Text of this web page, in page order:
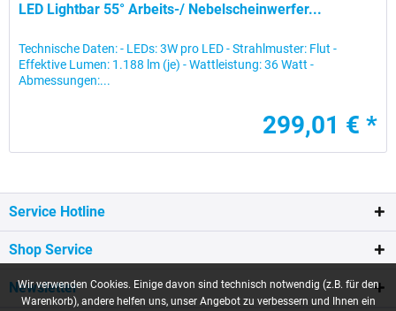
LED Lightbar 55° Arbeits-/ Nebelscheinwerfer...
Technische Daten: - LEDs: 3W pro LED - Strahlmuster: Flut -
Effektive Lumen: 1.188 lm (je) - Wattleistung: 36 Watt -
Abmessungen:...
299,01 € *
Service Hotline
Shop Service
Newsletter
Wir verwenden Cookies. Einige davon sind technisch notwendig (z.B. für den
Warenkorb), andere helfen uns, unser Angebot zu verbessern und Ihnen ein